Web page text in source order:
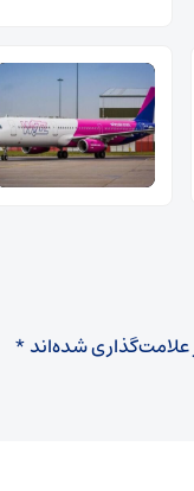
شده‌اند*